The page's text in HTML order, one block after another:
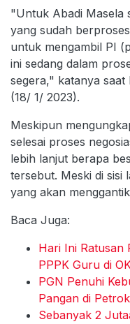
"Untuk Abadi Masela
yang sudah
untuk mengambil PI
ini sedang dalam
segera," katanya saat
(18/ 1/ 2023).
Meskipun
selesai proses
lebih lanjut berapa
tersebut. Meski di sisi
yang akan
Baca Juga:
Hari Ini Ratusan
PPPK Guru di
PGN Penuhi
Pangan di
Sebanyak 2